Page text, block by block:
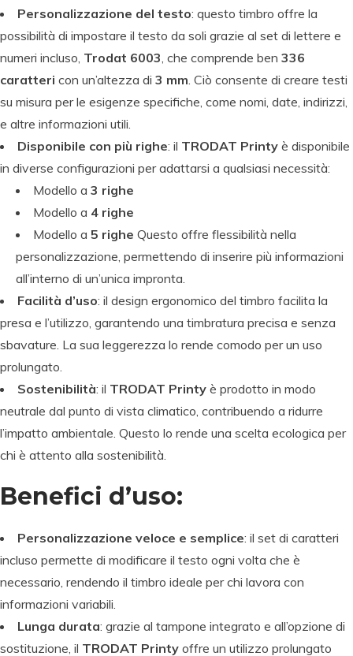
Personalizzazione del testo: questo timbro offre la
possibilità di impostare il testo da soli grazie al set di lettere e
numeri incluso, Trodat 6003 , che comprende ben 336
caratteri con un’altezza di 3 mm . Ciò consente di creare testi
su misura per le esigenze specifiche, come nomi, date, indirizzi,
e altre informazioni utili.
Disponibile con più righe: il TRODAT Printy è disponibile
in diverse configurazioni per adattarsi a qualsiasi necessità:
Modello a 3 righe
Modello a 4 righe
Modello a 5 righe Questo offre flessibilità nella
personalizzazione, permettendo di inserire più informazioni
all’interno di un’unica impronta.
Facilità d’uso: il design ergonomico del timbro facilita la
presa e l’utilizzo, garantendo una timbratura precisa e senza
sbavature. La sua leggerezza lo rende comodo per un uso
prolungato.
Sostenibilità: il TRODAT Printy è prodotto in modo
neutrale dal punto di vista climatico, contribuendo a ridurre
l’impatto ambientale. Questo lo rende una scelta ecologica per
chi è attento alla sostenibilità.
Benefici d’uso:
Personalizzazione veloce e semplice: il set di caratteri
incluso permette di modificare il testo ogni volta che è
necessario, rendendo il timbro ideale per chi lavora con
informazioni variabili.
Lunga durata: grazie al tampone integrato e all’opzione di
sostituzione, il TRODAT Printy offre un utilizzo prolungato